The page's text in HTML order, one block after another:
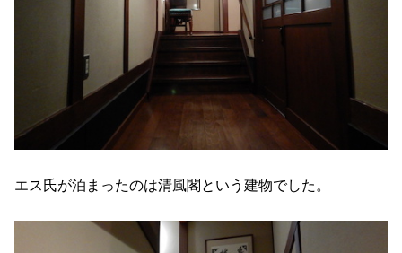
エス氏が泊まったのは清風閣という建物でした。